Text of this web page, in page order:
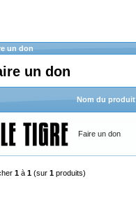
un don
un don
Nom du produit
Faire un don
1 à 1 (sur 1 produits)